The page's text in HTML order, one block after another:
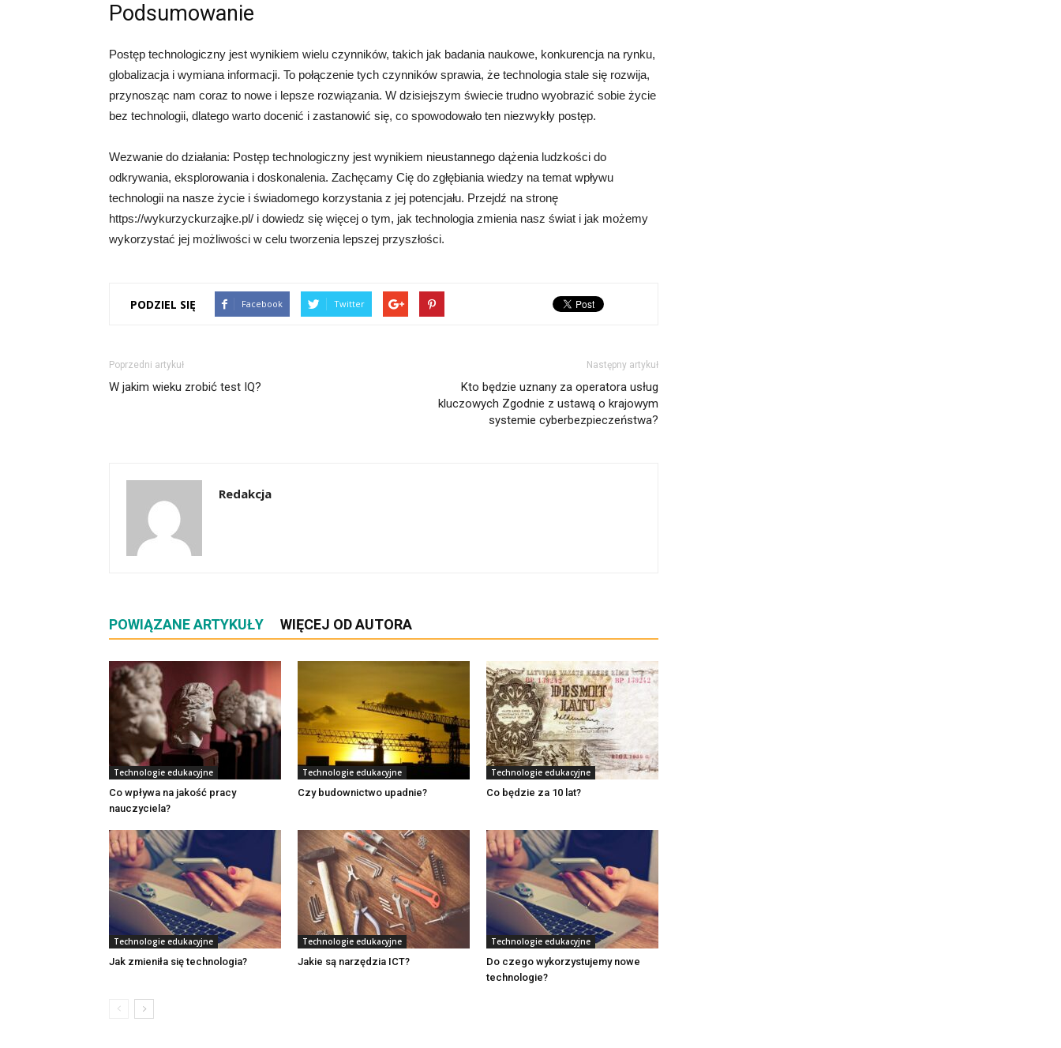
Podsumowanie
Postęp technologiczny jest wynikiem wielu czynników, takich jak badania naukowe, konkurencja na rynku,
globalizacja i wymiana informacji. To połączenie tych czynników sprawia, że technologia stale się rozwija,
przynosząc nam coraz to nowe i lepsze rozwiązania. W dzisiejszym świecie trudno wyobrazić sobie życie
bez technologii, dlatego warto docenić i zastanowić się, co spowodowało ten niezwykły postęp.
Wezwanie do działania: Postęp technologiczny jest wynikiem nieustannego dążenia ludzkości do
odkrywania, eksplorowania i doskonalenia. Zachęcamy Cię do zgłębiania wiedzy na temat wpływu
technologii na nasze życie i świadomego korzystania z jej potencjału. Przejdź na stronę
https://wykurzyckurzajke.pl/ i dowiedz się więcej o tym, jak technologia zmienia nasz świat i jak możemy
wykorzystać jej możliwości w celu tworzenia lepszej przyszłości.
PODZIEL SIĘ Facebook Twitter
Poprzedni artykuł
W jakim wieku zrobić test IQ?
Następny artykuł
Kto będzie uznany za operatora usług
kluczowych Zgodnie z ustawą o krajowym
systemie cyberbezpieczeństwa?
Redakcja
POWIĄZANE ARTYKUŁY WIĘCEJ OD AUTORA
Technologie edukacyjne
Co wpływa na jakość pracy
nauczyciela?
Technologie edukacyjne
Czy budownictwo upadnie?
Technologie edukacyjne
Co będzie za 10 lat?
Technologie edukacyjne
Jak zmieniła się technologia?
Technologie edukacyjne
Jakie są narzędzia ICT?
Technologie edukacyjne
Do czego wykorzystujemy nowe
technologie?